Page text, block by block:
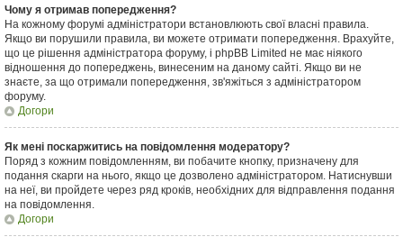
Чому я отримав попередження?
На кожному форумі адміністратори встановлюють свої власні правила.
Якщо ви порушили правила, ви можете отримати попередження. Врахуйте,
що це рішення адміністратора форуму, і phpBB Limited не має ніякого
відношення до попереджень, винесеним на даному сайті. Якщо ви не
знаєте, за що отримали попередження, зв'яжіться з адміністратором
форуму.
Догори
Як мені поскаржитись на повідомлення модератору?
Поряд з кожним повідомленням, ви побачите кнопку, призначену для
подання скарги на нього, якщо це дозволено адміністратором. Натиснувши
на неї, ви пройдете через ряд кроків, необхідних для відправлення подання
на повідомлення.
Догори